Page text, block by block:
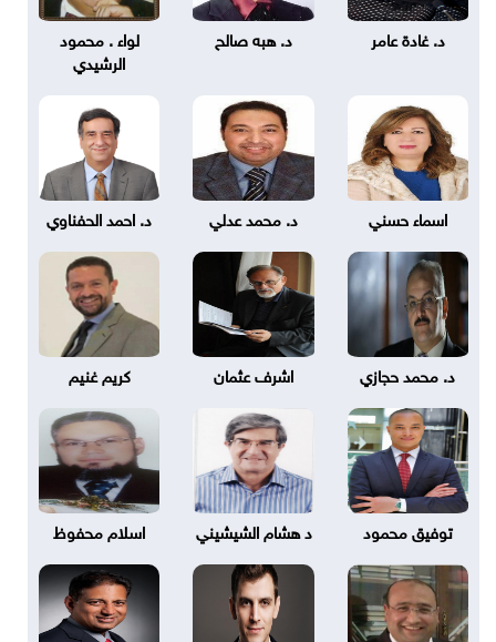
د. غادة عامر د. هبه صالح
لواء . محمود
الرشيدي
اسماء حسني د. محمد عدلي د. احمد الحفناوي
د. محمد حجازي اشرف عثمان كريم غنيم
توفيق محمود د هشام الشيشيني اسلام محفوظ